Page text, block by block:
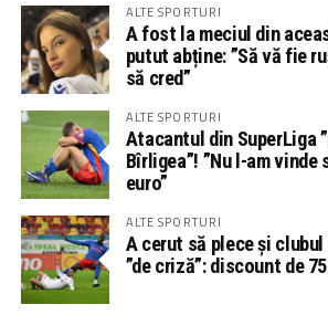
ALTE SPORTURI
A fost la meciul din
putut abține: ”Să vă fie
să cred”
ALTE SPORTURI
Atacantul din SuperLiga
Bîrligea”! ”Nu l-am vinde
euro”
ALTE SPORTURI
A cerut să plece și
”de criză”: discount de